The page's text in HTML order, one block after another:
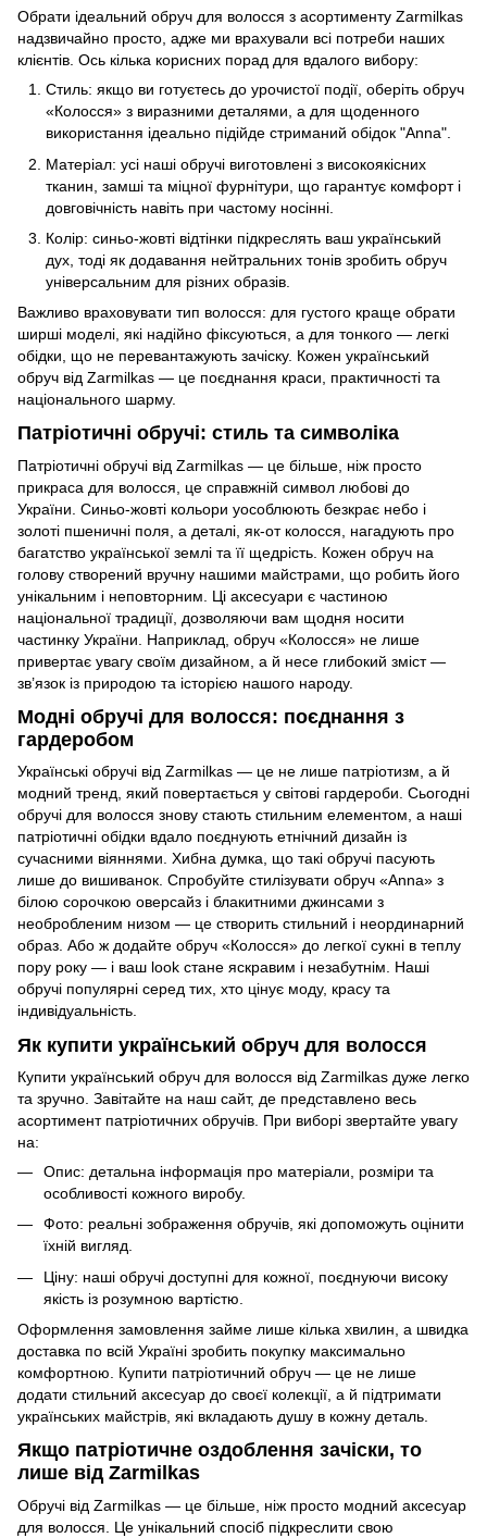
Обрати ідеальний обруч для волосся з асортименту Zarmilkas
надзвичайно просто, адже ми врахували всі потреби наших
клієнтів. Ось кілька корисних порад для вдалого вибору:
Стиль: якщо ви готуєтесь до урочистої події, оберіть обруч
«Колосся» з виразними деталями, а для щоденного
використання ідеально підійде стриманий обідок "Anna".
Матеріал: усі наші обручі виготовлені з високоякісних
тканин, замші та міцної фурнітури, що гарантує комфорт і
довговічність навіть при частому носінні.
Колір: синьо-жовті відтінки підкреслять ваш український
дух, тоді як додавання нейтральних тонів зробить обруч
універсальним для різних образів.
Важливо враховувати тип волосся: для густого краще обрати
ширші моделі, які надійно фіксуються, а для тонкого — легкі
обідки, що не перевантажують зачіску. Кожен український
обруч від Zarmilkas — це поєднання краси, практичності та
національного шарму.
Патріотичні обручі: стиль та символіка
Патріотичні обручі від Zarmilkas — це більше, ніж просто
прикраса для волосся, це справжній символ любові до
України. Синьо-жовті кольори уособлюють безкрає небо і
золоті пшеничні поля, а деталі, як-от колосся, нагадують про
багатство української землі та її щедрість. Кожен обруч на
голову створений вручну нашими майстрами, що робить його
унікальним і неповторним. Ці аксесуари є частиною
національної традиції, дозволяючи вам щодня носити
частинку України. Наприклад, обруч «Колосся» не лише
привертає увагу своїм дизайном, а й несе глибокий зміст —
зв’язок із природою та історією нашого народу.
Модні обручі для волосся: поєднання з
гардеробом
Українські обручі від Zarmilkas — це не лише патріотизм, а й
модний тренд, який повертається у світові гардероби. Сьогодні
обручі для волосся знову стають стильним елементом, а наші
патріотичні обідки вдало поєднують етнічний дизайн із
сучасними віяннями. Хибна думка, що такі обручі пасують
лише до вишиванок. Спробуйте стилізувати обруч «Anna» з
білою сорочкою оверсайз і блакитними джинсами з
необробленим низом — це створить стильний і неординарний
образ. Або ж додайте обруч «Колосся» до легкої сукні в теплу
пору року — і ваш look стане яскравим і незабутнім. Наші
обручі популярні серед тих, хто цінує моду, красу та
індивідуальність.
Як купити український обруч для волосся
Купити український обруч для волосся від Zarmilkas дуже легко
та зручно. Завітайте на наш сайт, де представлено весь
асортимент патріотичних обручів. При виборі звертайте увагу
на:
Опис: детальна інформація про матеріали, розміри та
особливості кожного виробу.
Фото: реальні зображення обручів, які допоможуть оцінити
їхній вигляд.
Ціну: наші обручі доступні для кожної, поєднуючи високу
якість із розумною вартістю.
Оформлення замовлення займе лише кілька хвилин, а швидка
доставка по всій Україні зробить покупку максимально
комфортною. Купити патріотичний обруч — це не лише
додати стильний аксесуар до своєї колекції, а й підтримати
українських майстрів, які вкладають душу в кожну деталь.
Якщо патріотичне оздоблення зачіски, то
лише від Zarmilkas
Обручі від Zarmilkas — це більше, ніж просто модний аксесуар
для волосся. Це унікальний спосіб підкреслити свою